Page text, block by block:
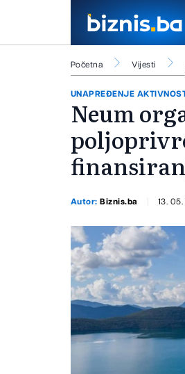
Početna Vijesti
UNAPREĐENJE
Neum
Autor:Biznis.ba 13. 05.